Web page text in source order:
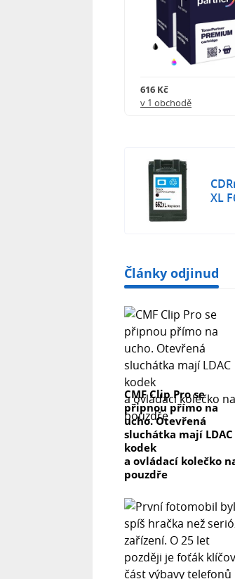
616 Kč
v 1 obchodě
XL
Články odjinud
CMF Clip Pro se
připnou přímo na
ucho. Otevřená
sluchátka mají LDAC
kodek
a ovládací kolečko
pouzdře